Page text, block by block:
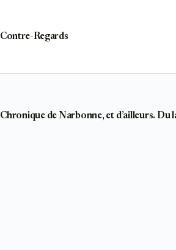
Contre-Regards
Chronique de Narbonne, et d’ailleurs.